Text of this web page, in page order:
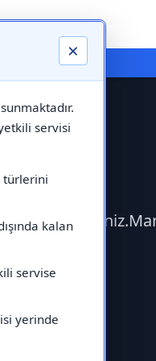
×
servisi
türlerini
kalan
servise
yerinde
Hizmeti